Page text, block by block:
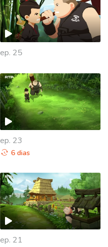
ep. 25
ep. 23
6 dias
ep. 21